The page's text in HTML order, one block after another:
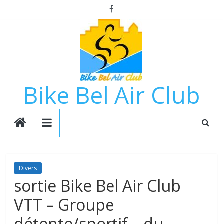
Bike Bel Air Club
Divers
sortie Bike Bel Air Club
VTT – Groupe